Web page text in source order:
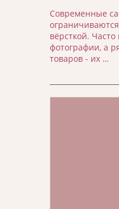
Современные
вёрсткой. Часто
фотографии, а
товаров - их …